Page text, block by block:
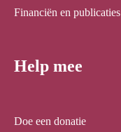
Help mee
Doe een donatie
Financiën en publicaties